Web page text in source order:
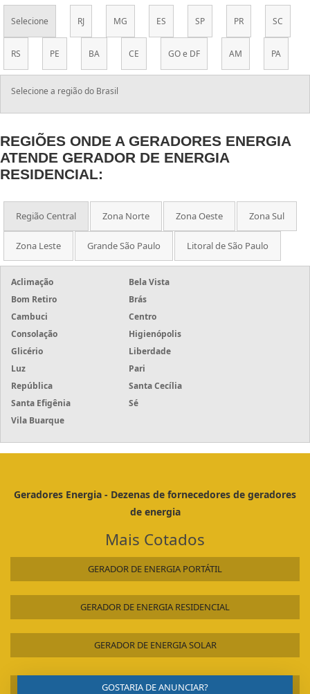
Selecione RJ MG ES SP PR SC
RS PE BA CE GO e DF AM PA
Selecione a região do Brasil
REGIÕES ONDE A GERADORES ENERGIA
ATENDE GERADOR DE ENERGIA
RESIDENCIAL:
Região Central Zona Norte Zona Oeste Zona Sul
Zona Leste Grande São Paulo Litoral de São Paulo
Aclimação
Bela Vista
Bom Retiro
Brás
Cambuci
Centro
Consolação
Higienópolis
Glicério
Liberdade
Luz
Pari
República
Santa Cecília
Santa Efigênia
Sé
Vila Buarque
Geradores Energia - Dezenas de fornecedores de geradores
de energia
Mais Cotados
GERADOR DE ENERGIA PORTÁTIL
GERADOR DE ENERGIA RESIDENCIAL
GERADOR DE ENERGIA SOLAR
GOSTARIA DE ANUNCIAR?